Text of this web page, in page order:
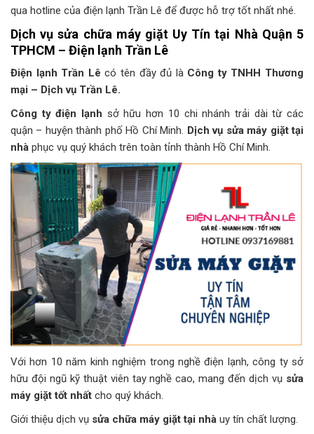
qua hotline của điện lạnh Trần Lê để được hỗ trợ tốt nhất nhé.
Dịch vụ sửa chữa máy giặt Uy Tín tại Nhà Quận 5
TPHCM – Điện lạnh Trần Lê
Điện lạnh Trần Lê có tên đầy đủ là Công ty TNHH Thương
mại – Dịch vụ Trần Lê.
Công ty điện lạnh sở hữu hơn 10 chi nhánh trải dài từ các
quận – huyện thành phố Hồ Chí Minh. Dịch vụ sửa máy giặt tại
nhà phục vụ quý khách trên toàn tỉnh thành Hồ Chí Minh.
Với hơn 10 năm kinh nghiệm trong nghề điện lạnh, công ty sở
hữu đội ngũ kỹ thuật viên tay nghề cao, mang đến dịch vụ sửa
máy giặt tốt nhất cho quý khách.
Giới thiệu dịch vụ sửa chữa máy giặt tại nhà uy tín chất lượng.